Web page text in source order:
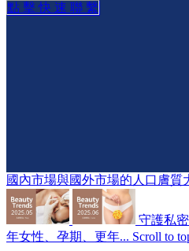
點 擊 快 速 聯 繫
國內市場與國外市場的人口膚質
守護私
年女性、孕期、更年... Scroll to